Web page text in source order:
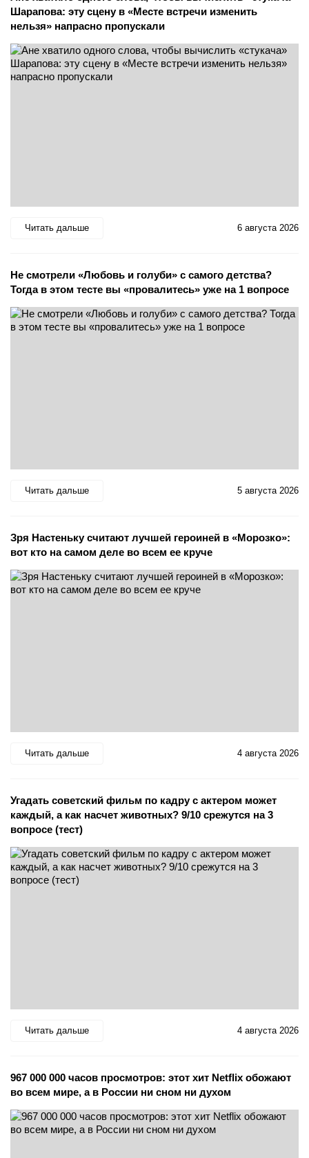
Шарапова: эту сцену в «Месте встречи изменить
нельзя» напрасно пропускали
Читать дальше 6 августа 2026
Не смотрели «Любовь и голуби» с самого детства?
Тогда в этом тесте вы «провалитесь» уже на 1 вопросе
Читать дальше 5 августа 2026
Зря Настеньку считают лучшей героиней в «Морозко»:
вот кто на самом деле во всем ее круче
Читать дальше 4 августа 2026
Угадать советский фильм по кадру с актером может
каждый, а как насчет животных? 9/10 срежутся на 3
вопросе (тест)
Читать дальше 4 августа 2026
967 000 000 часов просмотров: этот хит Netflix обожают
во всем мире, а в России ни сном ни духом